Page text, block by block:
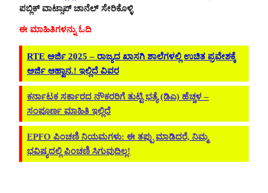
ಪಬ್ಲಿಕ್ ವಾಟ್ಸಾಪ್ ಚಾನೆಲ್ ಸೇರಿಕೊಳ್ಳಿ
ಈ ಮಾಹಿತಿಗಳನ್ನು ಓದಿ
RTE ಅರ್ಜಿ 2025 – ರಾಜ್ಯದ ಖಾಸಗಿ ಶಾಲೆಗಳಲ್ಲಿ ಉಚಿತ ಪ್ರವೇಶಕ್ಕೆ
ಅರ್ಜಿ ಆಹ್ವಾನ.! ಇಲ್ಲಿದೆ ವಿವರ
ಕರ್ನಾಟಕ ಸರ್ಕಾರದ ನೌಕರರಿಗೆ ತುಟ್ಟಿ ಭತ್ಯೆ (ಡಿಎ) ಹೆಚ್ಚಳ –
ಸಂಪೂರ್ಣ ಮಾಹಿತಿ ಇಲ್ಲಿದೆ
EPFO ಪಿಂಚಣಿ ನಿಯಮಗಳು: ಈ ತಪ್ಪು ಮಾಡಿದರೆ, ನಿಮ್ಮ
ಭವಿಷ್ಯದಲ್ಲಿ ಪಿಂಚಣಿ ಸಿಗುವುದಿಲ್ಲ!